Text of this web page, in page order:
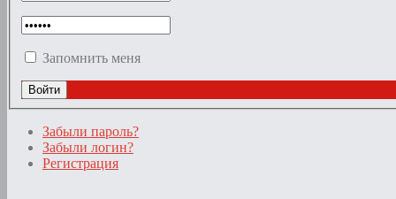
Запомнить меня
Забыли пароль?
Забыли логин?
Регистрация